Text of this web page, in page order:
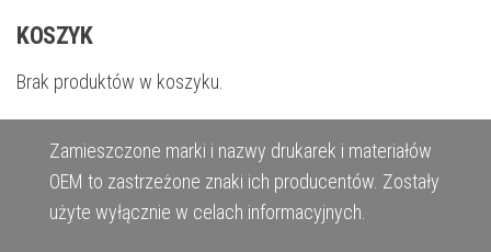
KOSZYK
Brak produktów w koszyku.
Zamieszczone marki i nazwy drukarek i materiałów
OEM to zastrzeżone znaki ich producentów. Zostały
użyte wyłącznie w celach informacyjnych.